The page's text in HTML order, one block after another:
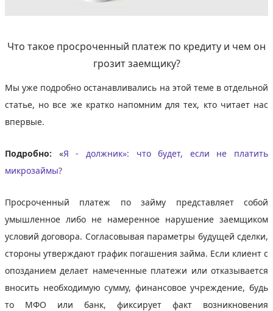
Что такое просроченный платеж по кредиту и чем он
грозит заемщику?
Мы уже подробно останавливались на этой теме в отдельной
статье, но все же кратко напомним для тех, кто читает нас
впервые.
Подробно: «Я - должник»‎: что будет, если не платить
микрозаймы?
Просроченный платеж по займу представляет собой
умышленное либо не намеренное нарушение заемщиком
условий договора. Согласовывая параметры будущей сделки,
стороны утверждают график погашения займа. Если клиент с
опозданием делает намеченные платежи или отказывается
вносить необходимую сумму, финансовое учреждение, будь
то МФО или банк, фиксирует факт возникновения